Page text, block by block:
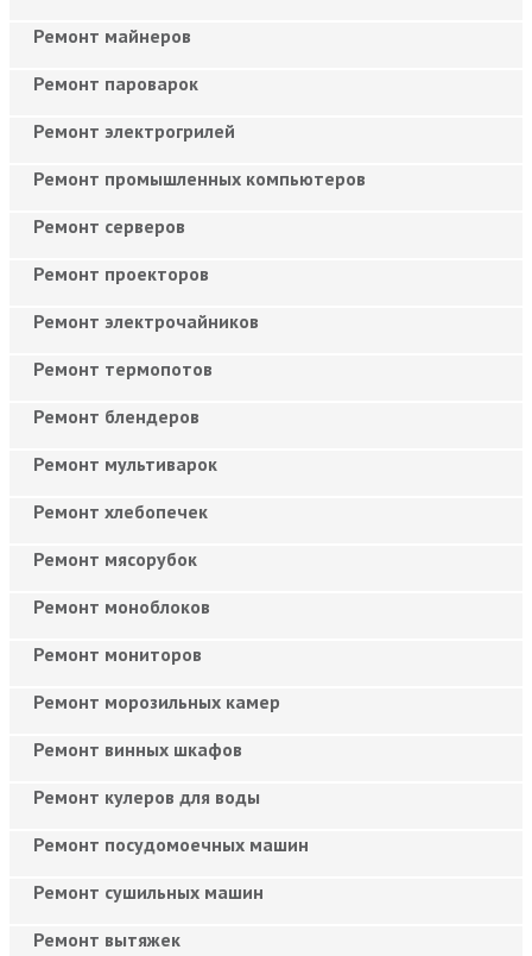
Ремонт майнеров
Ремонт пароварок
Ремонт электрогрилей
Ремонт промышленных компьютеров
Ремонт серверов
Ремонт проекторов
Ремонт электрочайников
Ремонт термопотов
Ремонт блендеров
Ремонт мультиварок
Ремонт хлебопечек
Ремонт мясорубок
Ремонт моноблоков
Ремонт мониторов
Ремонт морозильных камер
Ремонт винных шкафов
Ремонт кулеров для воды
Ремонт посудомоечных машин
Ремонт сушильных машин
Ремонт вытяжек